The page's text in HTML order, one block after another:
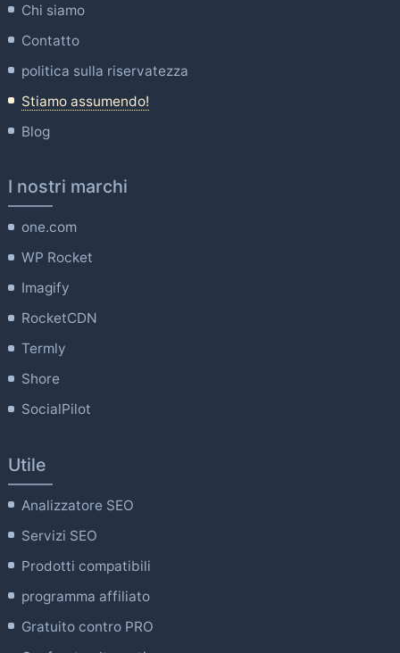
Chi siamo
Contatto
politica sulla riservatezza
Stiamo assumendo!
Blog
I nostri marchi
one.com
WP Rocket
Imagify
RocketCDN
Termly
Shore
SocialPilot
Utile
Analizzatore SEO
Servizi SEO
Prodotti compatibili
programma affiliato
Gratuito contro PRO